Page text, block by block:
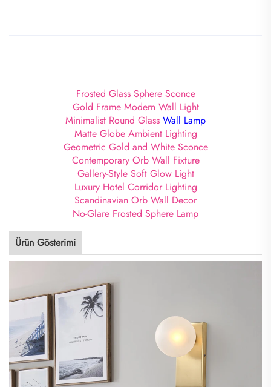
Frosted Glass Sphere Sconce
Gold Frame Modern Wall Light
Minimalist Round Glass Wall Lamp
Matte Globe Ambient Lighting
Geometric Gold and White Sconce
Contemporary Orb Wall Fixture
Gallery-Style Soft Glow Light
Luxury Hotel Corridor Lighting
Scandinavian Orb Wall Decor
No-Glare Frosted Sphere Lamp
Ürün Gösterimi